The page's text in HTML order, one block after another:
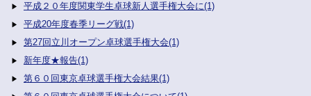
平成２０年度関東学生卓球新人選手権大会に(1)
平成20年度春季リーグ戦(1)
第27回立川オープン卓球選手権大会(1)
新年度★報告(1)
第６０回東京卓球選手権大会結果(1)